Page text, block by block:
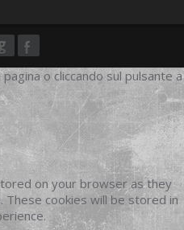
o cliccando sul pulsante a
on your browser as they
cookies will be stored in